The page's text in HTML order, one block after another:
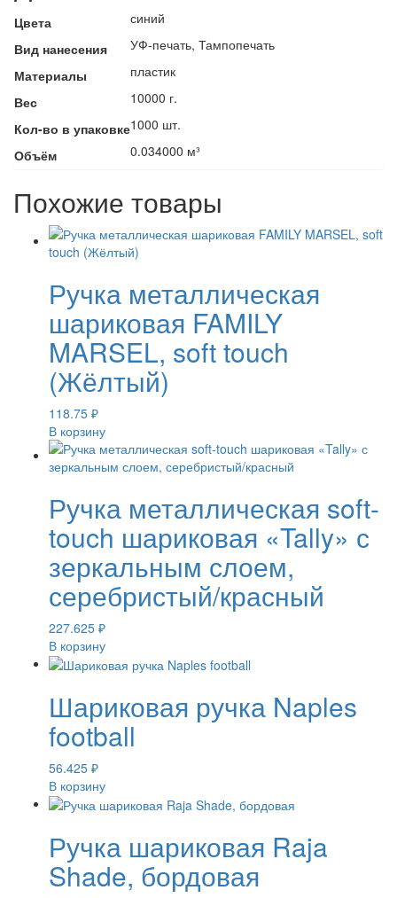
Цвета
синий
Вид нанесения
УФ-печать, Тампопечать
Материалы
пластик
Вес
10000 г.
Кол-во в упаковке1000 шт.
Объём
0.034000 м³
Похожие товары
Ручка металлическая
шариковая FAMILY
MARSEL, soft touch
(Жёлтый)
118.75 ₽
В корзину
Ручка металлическая soft-
touch шариковая «Tally» с
зеркальным слоем,
серебристый/красный
227.625 ₽
В корзину
Шариковая ручка Naples
football
56.425 ₽
В корзину
Ручка шариковая Raja
Shade, бордовая